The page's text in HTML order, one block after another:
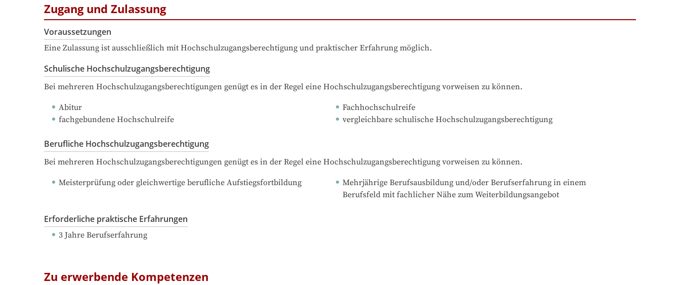
Zugang und Zulassung
Voraussetzungen
Eine Zulassung ist ausschließlich mit Hochschulzugangsberechtigung und praktischer Erfahrung möglich.
Schulische Hochschulzugangsberechtigung
Bei mehreren Hochschulzugangsberechtigungen genügt es in der Regel eine Hochschulzugangsberechtigung vorweisen zu können.
Abitur
Fachhochschulreife
fachgebundene Hochschulreife
vergleichbare schulische Hochschulzugangsberechtigung
Berufliche Hochschulzugangsberechtigung
Bei mehreren Hochschulzugangsberechtigungen genügt es in der Regel eine Hochschulzugangsberechtigung vorweisen zu können.
Meisterprüfung oder gleichwertige berufliche Aufstiegsfortbildung
Mehrjährige Berufsausbildung und/oder Berufserfahrung in einem
Berufsfeld mit fachlicher Nähe zum Weiterbildungsangebot
Erforderliche praktische Erfahrungen
3 Jahre Berufserfahrung
Zu erwerbende Kompetenzen